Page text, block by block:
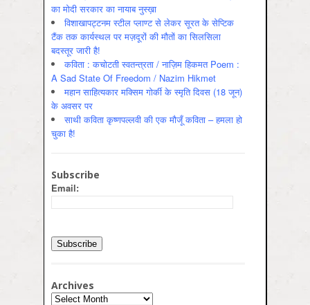
का मोदी सरकार का नायाब नुस्ख़ा
विशाखापट्टनम स्टील प्लाण्ट से लेकर सूरत के सेप्टिक
टैंक तक कार्यस्थल पर मज़दूरों की मौतों का सिलसिला
बदस्तूर जारी है!
कविता : कचोटती स्वतन्त्रता / नाज़िम हिकमत Poem :
A Sad State Of Freedom / Nazim Hikmet
महान साहित्यकार मक्सिम गोर्की के स्मृति दिवस (18 जून)
के अवसर पर
साथी कविता कृष्णपल्लवी की एक मौजूँ कविता – हमला हो
चुका है!
Subscribe
Email:
Archives
Archives